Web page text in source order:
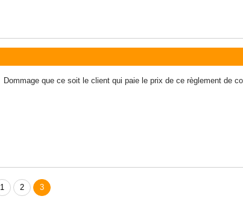
Dommage que ce soit le client qui paie le prix de ce règlement de
1 2 3